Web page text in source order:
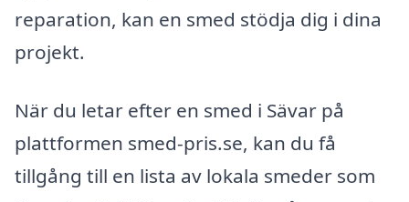
reparation, kan en smed stödja dig i dina
projekt.
När du letar efter en smed i Sävar på
plattformen smed-pris.se, kan du få
tillgång till en lista av lokala smeder som